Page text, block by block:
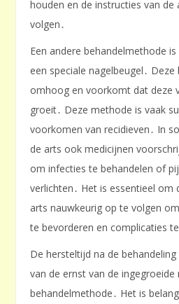
houden en de instructies van
volgen․
Een andere behandelmethode
een speciale nagelbeugel․
omhoog en voorkomt dat deze
groeit․ Deze methode is vaak
voorkomen van recidieven․ In
de arts ook medicijnen
om infecties te behandelen of
verlichten․ Het is essentieel om
arts nauwkeurig op te volgen
te bevorderen en complicaties
De hersteltijd na de
van de ernst van de ingegroeide
behandelmethode․ Het is